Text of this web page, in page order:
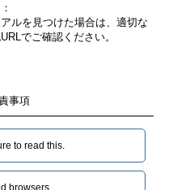
ルを見つけた場合は、適切な
でご確認ください。
事項
to read this.‎
browsers